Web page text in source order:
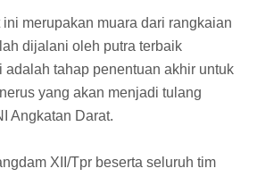
merupakan muara dari rangkaian
dijalani oleh putra terbaik
adalah tahap penentuan akhir untuk
yang akan menjadi tulang
Angkatan Darat.
XII/Tpr beserta seluruh tim